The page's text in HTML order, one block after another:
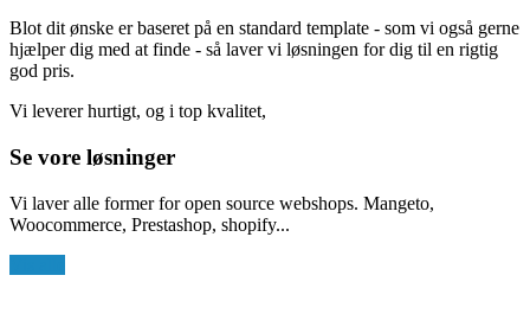
Blot dit ønske er baseret på en standard template - som vi også gerne
hjælper dig med at finde - så laver vi løsningen for dig til en rigtig
god pris.
Vi leverer hurtigt, og i top kvalitet,
Se vore løsninger
Vi laver alle former for open source webshops. Mangeto,
Woocommerce, Prestashop, shopify...